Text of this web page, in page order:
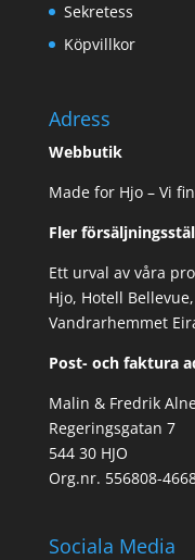
Sekretess
Köpvillkor
Adress
Webbutik
Made for Hjo – Vi
Fler
Ett urval av våra
Hjo, Hotell
Vandrarhemmet
Post- och faktura
Malin & Fredrik
Regeringsgatan 7
544 30 HJO
Org.nr. 556808-
Sociala Media